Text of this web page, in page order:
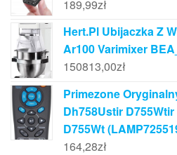
189,99zł
Hert.Pl Ubijaczka Z
Ar100 Varimixer
150813,00zł
Primezone
Dh758Ustir
D755Wt
164,28zł